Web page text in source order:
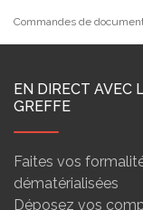
Commandes de
EN DIRECT AVEC
GREFFE
Faites vos
dématérialisées
Déposez vos